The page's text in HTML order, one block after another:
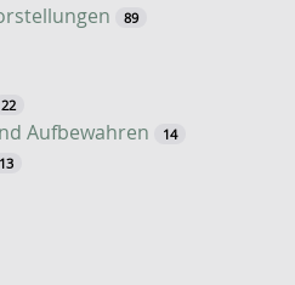
89
22
Aufbewahren 14
13